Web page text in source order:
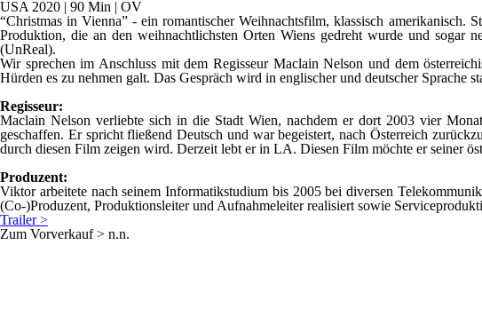
USA 2020 | 90 Min | OV
“Christmas in Vienna” - ein romantischer Weihnachtsfilm, klassisch
Produktion, die an den weihnachtlichsten Orten Wiens gedreht wurde und sogar
(UnReal).
Wir sprechen im Anschluss mit dem Regisseur Maclain Nelson und dem
Hürden es zu nehmen galt. Das Gespräch wird in englischer und deutscher Sprache
Regisseur:
Maclain Nelson verliebte sich in die Stadt Wien, nachdem er dort 2003 vier
geschaffen. Er spricht fließend Deutsch und war begeistert, nach Österreich
durch diesen Film zeigen wird. Derzeit lebt er in LA. Diesen Film möchte er seiner
Produzent:
Viktor arbeitete nach seinem Informatikstudium bis 2005 bei diversen
(Co-)Produzent, Produktionsleiter und Aufnahmeleiter realisiert sowie
Trailer >
Zum Vorverkauf > n.n.